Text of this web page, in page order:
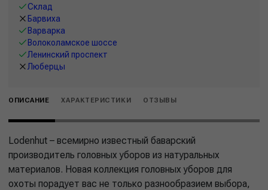
Склад
Барвиха
Варварка
Волоколамское шоссе
Ленинский проспект
Люберцы
ОПИСАНИЕ ХАРАКТЕРИСТИКИ ОТЗЫВЫ
Lodenhut – всемирно известный баварский
производитель головных уборов из натуральных
материалов. Новая коллекция головных уборов для
охоты порадует вас не только разнообразием выбора,